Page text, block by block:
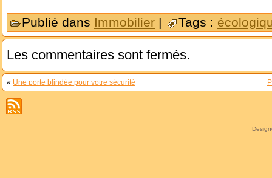
Publié dans Immobilier | Tags :
Les commentaires sont fermés.
« Une porte blindée pour votre sécurité